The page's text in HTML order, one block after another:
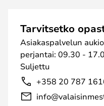
Tarvitsetko
Asiakaspalvelun
perjantai: 09.30 -
Suljettu
+358 20 787